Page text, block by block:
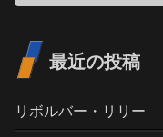
最近の投稿
リボルバー・リリー